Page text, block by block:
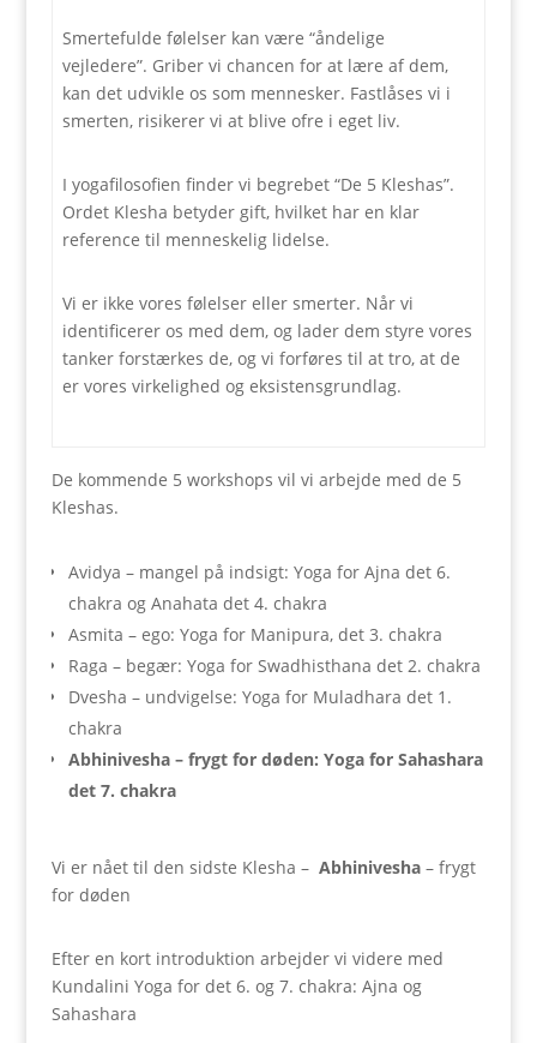
Smertefulde følelser kan være “åndelige
vejledere”. Griber vi chancen for at lære af dem,
kan det udvikle os som mennesker. Fastlåses vi i
smerten, risikerer vi at blive ofre i eget liv.
I yogafilosofien finder vi begrebet “De 5 Kleshas”.
Ordet Klesha betyder gift, hvilket har en klar
reference til menneskelig lidelse.
Vi er ikke vores følelser eller smerter. Når vi
identificerer os med dem, og lader dem styre vores
tanker forstærkes de, og vi forføres til at tro, at de
er vores virkelighed og eksistensgrundlag.
De kommende 5 workshops vil vi arbejde med de 5
Kleshas.
Avidya – mangel på indsigt: Yoga for Ajna det 6.
chakra og Anahata det 4. chakra
Asmita – ego: Yoga for Manipura, det 3. chakra
Raga – begær: Yoga for Swadhisthana det 2. chakra
Dvesha – undvigelse: Yoga for Muladhara det 1.
chakra
Abhinivesha – frygt for døden: Yoga for Sahashara
det 7. chakra
Vi er nået til den sidste Klesha – Abhinivesha– frygt
for døden
Efter en kort introduktion arbejder vi videre med
Kundalini Yoga for det 6. og 7. chakra: Ajna og
Sahashara